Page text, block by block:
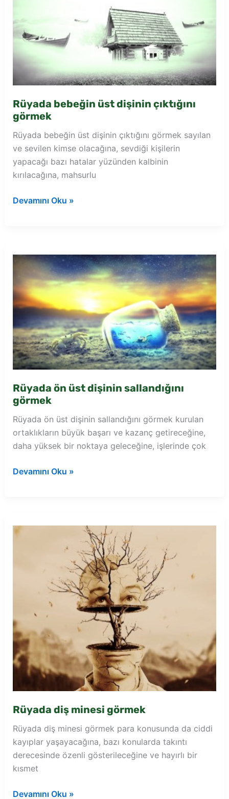
Rüyada bebeğin üst dişinin çıktığını
görmek
Rüyada bebeğin üst dişinin çıktığını görmek sayılan
ve sevilen kimse olacağına, sevdiği kişilerin
yapacağı bazı hatalar yüzünden kalbinin
kırılacağına, mahsurlu
Rüyada
çıktığını
görmek
Devamını Oku »
Rüyada ön üst dişinin sallandığını
görmek
Rüyada ön üst dişinin sallandığını görmek kurulan
ortaklıkların büyük başarı ve kazanç getireceğine,
daha yüksek bir noktaya geleceğine, işlerinde çok
Rüyada
sallandığını
görmek
Devamını Oku »
Rüyada diş minesi görmek
Rüyada diş minesi görmek para konusunda da ciddi
kayıplar yaşayacağına, bazı konularda takıntı
derecesinde özenli gösterileceğine ve hayırlı bir
kısmet
Rüyada
Devamını Oku »